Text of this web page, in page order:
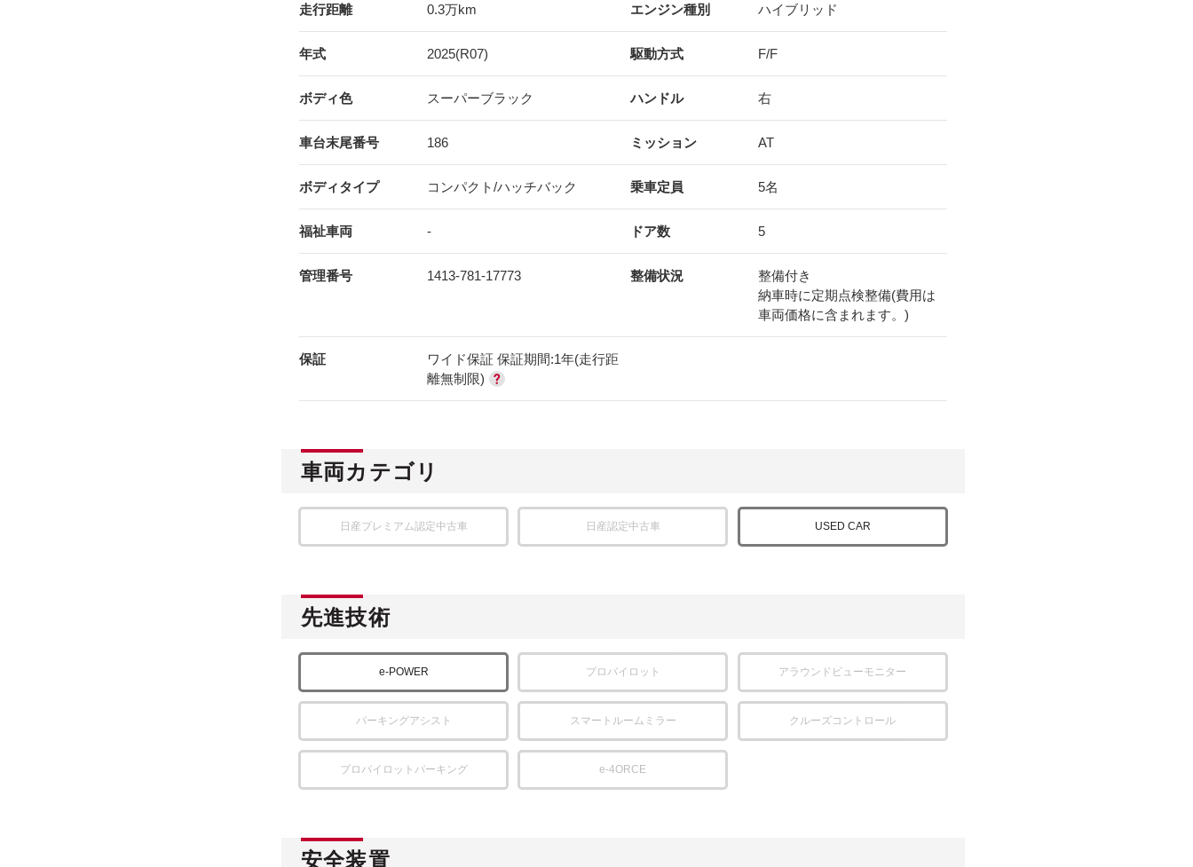
走行距離 0.3万km エンジン種別 ハイブリッド
年式 2025(R07) 駆動方式 F/F
ボディ色 スーパーブラック ハンドル 右
車台末尾番号 186 ミッション AT
ボディタイプ コンパクト/ハッチバック 乗車定員 5名
福祉車両 - ドア数 5
管理番号 1413-781-17773 整備状況
整備付き
納車時に定期点検整備(費用は
車両価格に含まれます。)
保証
ワイド保証 保証期間:1年(走行距
離無制限)
車両カテゴリ
日産プレミアム認定中古車 日産認定中古車 USED CAR
先進技術
e-POWER プロパイロット アラウンドビューモニター
パーキングアシスト スマートルームミラー クルーズコントロール
プロパイロットパーキング e-4ORCE
安全装置